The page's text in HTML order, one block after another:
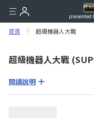
presented
首頁 超級機器人大戰
超級機器人大戰
閱讀說明